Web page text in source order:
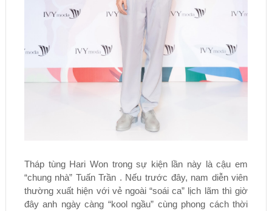
Tháp tùng Hari Won trong sự kiện lần này là cậu em
“chung nhà” Tuấn Trần . Nếu trước đây, nam diễn viên
thường xuất hiện với vẻ ngoài “soái ca” lịch lãm thì giờ
đây anh ngày càng “kool ngầu” cùng phong cách thời